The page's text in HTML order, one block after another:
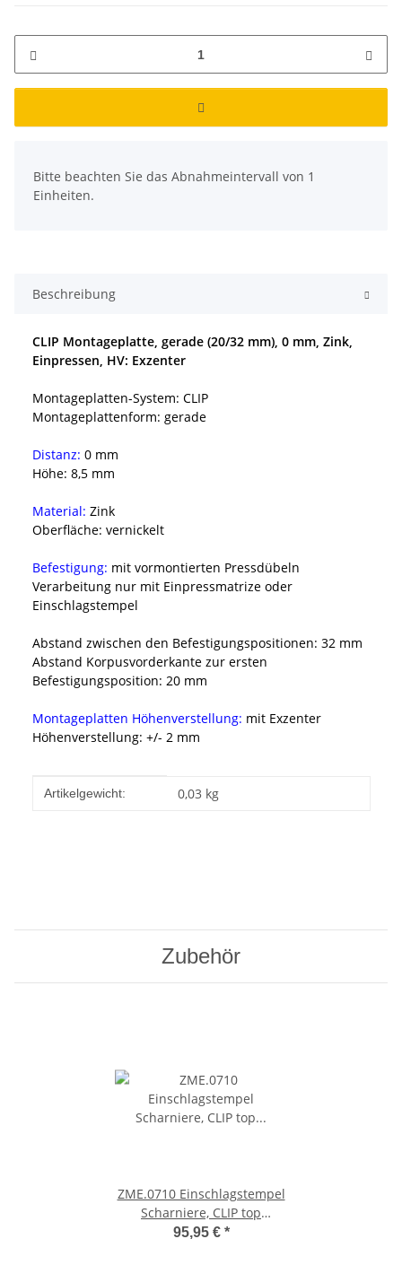
Bitte beachten Sie das Abnahmeintervall von 1
Einheiten.
Beschreibung
CLIP Montageplatte, gerade (20/32 mm), 0 mm, Zink,
Einpressen, HV: Exzenter
Montageplatten-System: CLIP
Montageplattenform: gerade
Distanz: 0 mm
Höhe: 8,5 mm
Material: Zink
Oberfläche: vernickelt
Befestigung: mit vormontierten Pressdübeln
Verarbeitung nur mit Einpressmatrize oder
Einschlagstempel
Abstand zwischen den Befestigungspositionen: 32 mm
Abstand Korpusvorderkante zur ersten
Befestigungsposition: 20 mm
Montageplatten Höhenverstellung: mit Exzenter
Höhenverstellung: +/- 2 mm
Produkteigenschaft
Wert
Artikelgewicht: 0,03 kg
Zubehör
ZME.0710 Einschlagstempel
Scharniere, CLIP top
BLUMOTION-, CLIP top-,
95,95 € *